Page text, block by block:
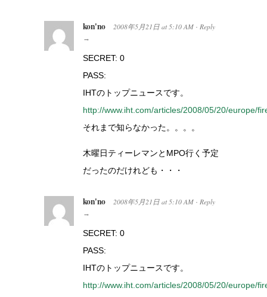
kon'no 2008年5月21日 at 5:10 AM · Reply
→
SECRET: 0
PASS:
IHTのトップニュースです。
http://www.iht.com/articles/2008/05/20/europe/
それまで知らなかった。。。。
木曜日ティーレマンとMPO行く予定
だったのだけれども・・・
kon'no 2008年5月21日 at 5:10 AM · Reply
→
SECRET: 0
PASS:
IHTのトップニュースです。
http://www.iht.com/articles/2008/05/20/europe/